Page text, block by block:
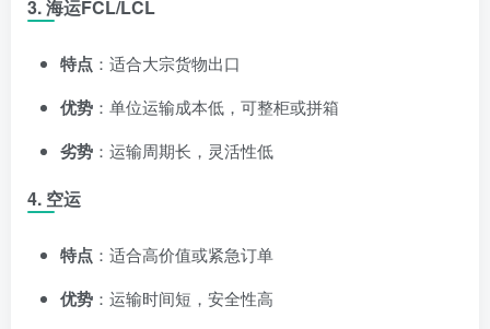
3. 海运FCL/LCL
特点 ：适合大宗货物出口
优势 ：单位运输成本低，可整柜或拼箱
劣势 ：运输周期长，灵活性低
4. 空运
特点 ：适合高价值或紧急订单
优势 ：运输时间短，安全性高